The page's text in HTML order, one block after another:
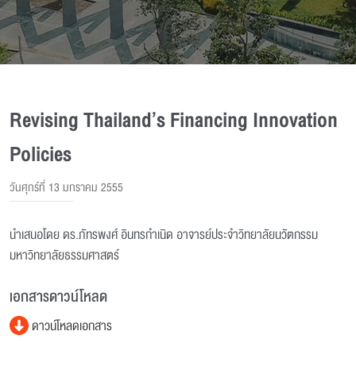
Revising Thailand’s Financing Innovation
Policies
วันศุกร์ที่ 13 มกราคม 2555
นำเสนอโดย ดร.ภัทรพงศ์ อินทรกำเนิด อาจารย์ประจำวิทยาลัยนวัตกรรม
มหาวิทยาลัยธรรมศาสตร์
เอกสารดาวน์โหลด
ดาวน์โหลดเอกสาร